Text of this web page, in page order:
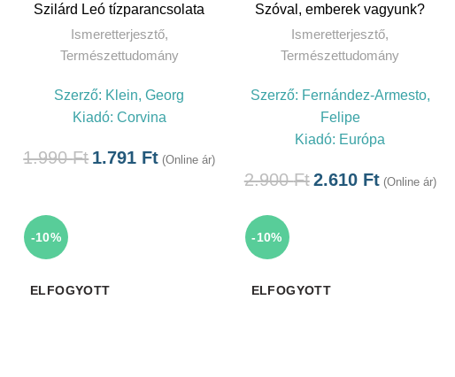
TOVÁBB
Szilárd Leó tízparancsolata
Ismeretterjesztő,
Természettudomány
Szerző: Klein, Georg
Kiadó: Corvina
1.990Ft 1.791 Ft (Online ár)
TOVÁBB
Szóval, emberek vagyunk?
Ismeretterjesztő,
Természettudomány
Szerző: Fernández-Armesto,
Felipe
Kiadó: Európa
2.900Ft2.610 Ft (Online ár)
-10%
ELFOGYOTT
-10%
ELFOGYOTT